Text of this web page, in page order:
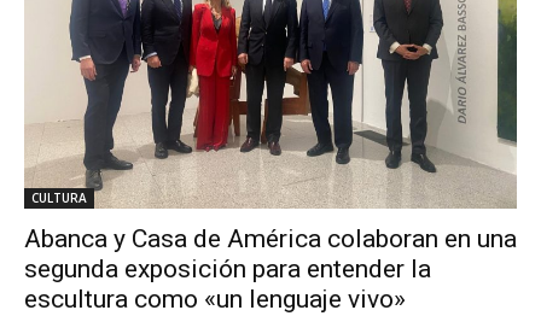
CULTURA
Abanca y Casa de América colaboran en una
segunda exposición para entender la
escultura como «un lenguaje vivo»